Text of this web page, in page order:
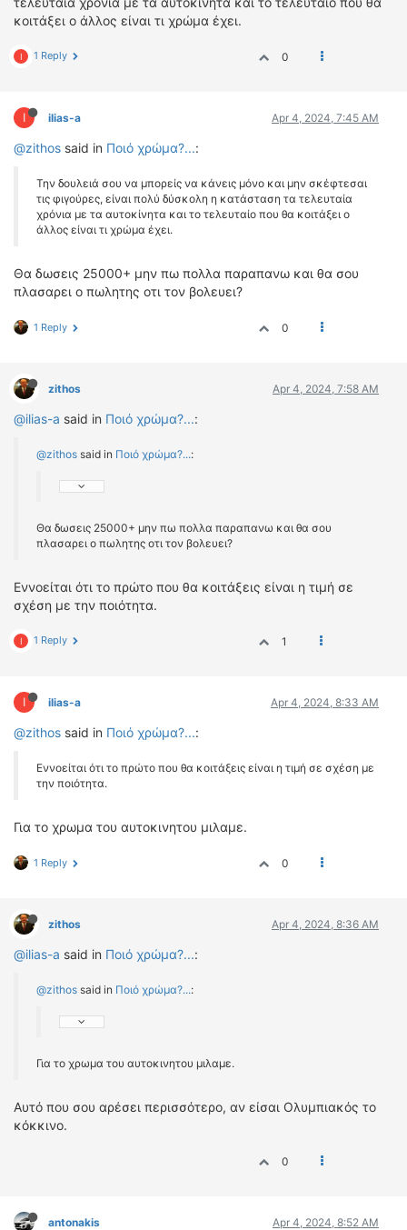
κοιτάξει ο άλλος είναι τι χρώμα έχει.
I 1 Reply 0
I ilias-a Apr 4, 2024, 7:45 AM
@zithos said in Ποιό χρώμα?...:
Την δουλειά σου να μπορείς να κάνεις μόνο και μην σκέφτεσαι
τις φιγούρες, είναι πολύ δύσκολη η κατάσταση τα τελευταία
χρόνια με τα αυτοκίνητα και το τελευταίο που θα κοιτάξει ο
άλλος είναι τι χρώμα έχει.
Θα δωσεις 25000+ μην πω πολλα παραπανω και θα σου
πλασαρει ο πωλητης οτι τον βολευει?
1 Reply 0
zithos Apr 4, 2024, 7:58 AM
@ilias-a said in Ποιό χρώμα?...:
@zithos said in Ποιό χρώμα?...:
Θα δωσεις 25000+ μην πω πολλα παραπανω και θα σου
πλασαρει ο πωλητης οτι τον βολευει?
Εννοείται ότι το πρώτο που θα κοιτάξεις είναι η τιμή σε
σχέση με την ποιότητα.
I 1 Reply 1
I ilias-a Apr 4, 2024, 8:33 AM
@zithos said in Ποιό χρώμα?...:
Εννοείται ότι το πρώτο που θα κοιτάξεις είναι η τιμή σε σχέση με
την ποιότητα.
Για το χρωμα του αυτοκινητου μιλαμε.
1 Reply 0
zithos Apr 4, 2024, 8:36 AM
@ilias-a said in Ποιό χρώμα?...:
@zithos said in Ποιό χρώμα?...:
Για το χρωμα του αυτοκινητου μιλαμε.
Αυτό που σου αρέσει περισσότερο, αν είσαι Ολυμπιακός το
κόκκινο.
0
antonakis Apr 4, 2024, 8:52 AM